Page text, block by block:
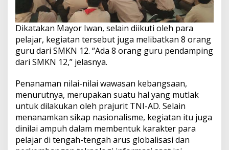
Dikatakan Mayor Iwan, selain diikuti oleh para
pelajar, kegiatan tersebut juga melibatkan 8 orang
guru dari SMKN 12. “Ada 8 orang guru pendamping
dari SMKN 12,” jelasnya.
Penanaman nilai-nilai wawasan kebangsaan,
menurutnya, merupakan suatu hal yang mutlak
untuk dilakukan oleh prajurit TNI-AD. Selain
menanamkan sikap nasionalisme, kegiatan itu juga
dinilai ampuh dalam membentuk karakter para
pelajar di tengah-tengah arus globalisasi dan